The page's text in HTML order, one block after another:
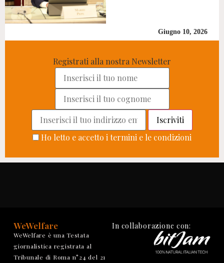
Giugno 10, 2026
Registrati alla nostra Newsletter
Ho letto e accetto i termini e le condizioni
WeWelfare
WeWelfare è una Testata
giornalistica registrata al
Tribunale di Roma n°24 del 21
In collaborazione con: